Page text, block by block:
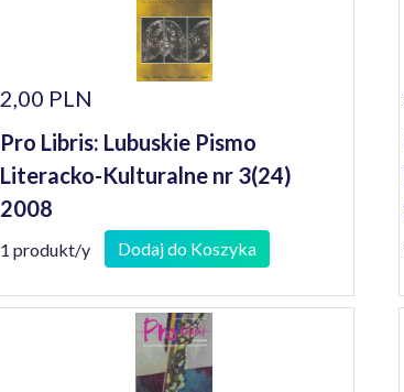
2,00 PLN
Pro Libris: Lubuskie Pismo
Literacko-Kulturalne nr 3(24)
2008
1 produkt/y Dodaj do Koszyka